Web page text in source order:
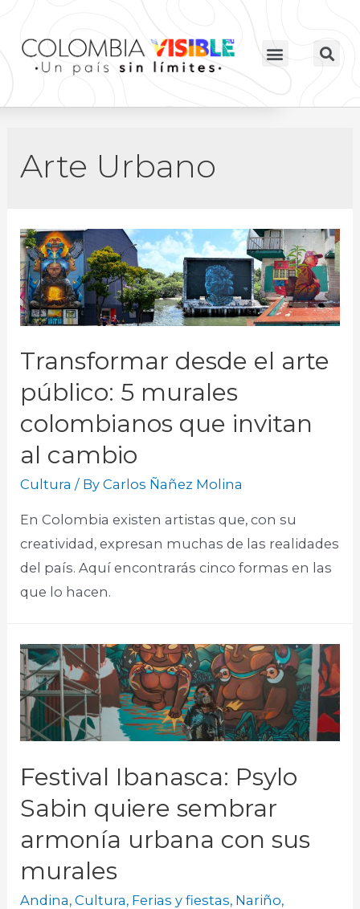
Arte Urbano
Transformar desde el arte
público: 5 murales
colombianos que invitan
al cambio
Cultura / ByCarlos Ñañez Molina
En Colombia existen artistas que, con su
creatividad, expresan muchas de las realidades
del país. Aquí encontrarás cinco formas en las
que lo hacen.​
Festival Ibanasca: Psylo
Sabin quiere sembrar
armonía urbana con sus
murales
Andina,Cultura, Ferias y fiestas, Nariño,